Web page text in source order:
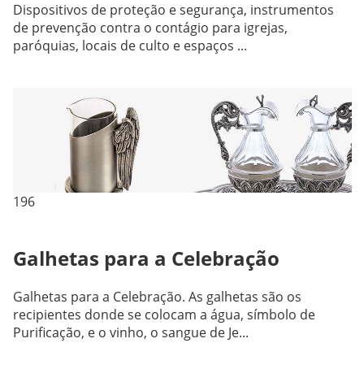
Dispositivos de proteção e segurança, instrumentos
de prevenção contra o contágio para igrejas,
paróquias, locais de culto e espaços ...
196
Galhetas para a Celebração
Galhetas para a Celebração. As galhetas são os
recipientes donde se colocam a água, símbolo de
Purificação, e o vinho, o sangue de Je...